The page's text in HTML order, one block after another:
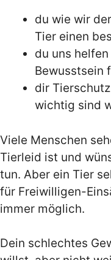
du wie wir
Tier einen
du uns
Bewusstsein
dir
wichtig sind
Viele Menschen
Tierleid ist und
tun. Aber ein Tier
für Freiwilligen-
immer möglich.
Dein schlechtes